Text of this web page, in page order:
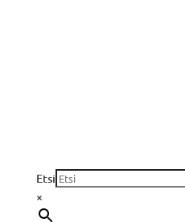
Etsi
×